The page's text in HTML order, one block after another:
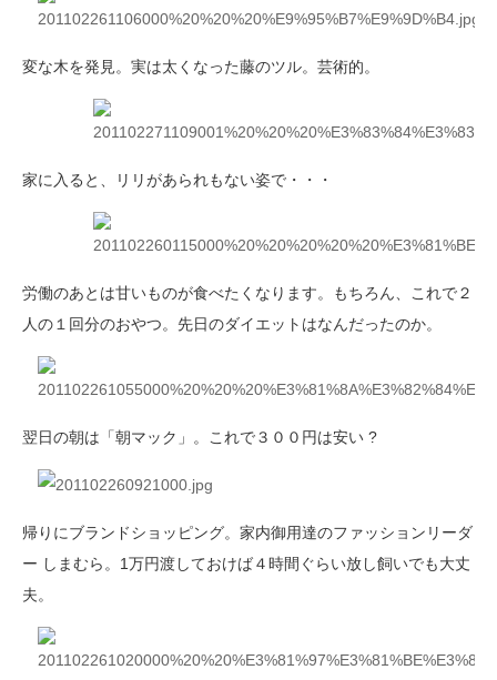
変な木を発見。実は太くなった藤のツル。芸術的。
家に入ると、リリがあられもない姿で・・・
労働のあとは甘いものが食べたくなります。もちろん、これで２
人の１回分のおやつ。先日のダイエットはなんだったのか。
翌日の朝は「朝マック」。これで３００円は安い ?
帰りにブランドショッピング。家内御用達のファッションリーダ
ー しまむら。1万円渡しておけば４時間ぐらい放し飼いでも大丈
夫。